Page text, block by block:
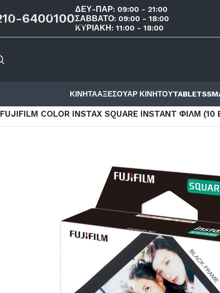
Skip to main content
6400100
ΔΕΥ-ΠΑΡ: 09:00 - 21:00
ΣΑΒΒΑΤΟ: 09:00 - 18:00
ΚΥΡΙΑΚΗ: 11:00 - 18:00
ΚΙΝΗΤΑΑΞΕΣΟΥΑΡ ΚΙΝΗΤΟΥTABLETS
FUJIFILM COLOR INSTAX SQUARE INSTANT ΦΙΛΜ (10